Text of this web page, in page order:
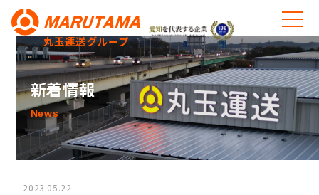
丸玉運送グループ
新着情報
News
2023.05.22